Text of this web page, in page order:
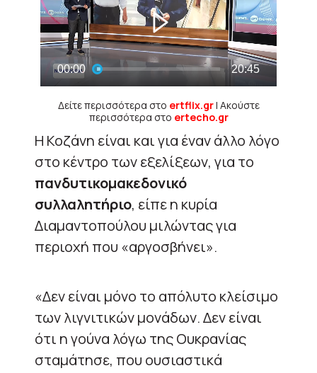
Δείτε περισσότερα στο ertflix.gr| Ακούστε
περισσότερα στο ertecho.gr
Η Κοζάνη είναι και για έναν άλλο λόγο
στο κέντρο των εξελίξεων, για το
πανδυτικομακεδονικό
συλλαλητήριο, είπε η κυρία
Διαμαντοπούλου μιλώντας για
περιοχή που «αργοσβήνει».
«Δεν είναι μόνο το απόλυτο κλείσιμο
των λιγνιτικών μονάδων. Δεν είναι
ότι η γούνα λόγω της Ουκρανίας
σταμάτησε, που ουσιαστικά